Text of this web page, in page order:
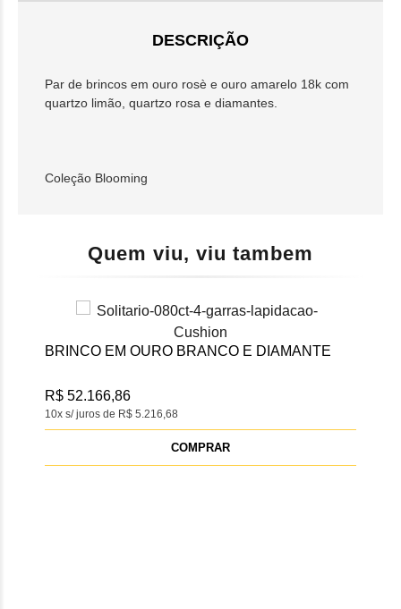
DESCRIÇÃO
Par de brincos em ouro rosè e ouro amarelo 18k com
quartzo limão, quartzo rosa e diamantes.
Coleção Blooming
Quem viu, viu tambem
BRINCO EM OURO BRANCO E DIAMANTE
10x s/ juros de R$ 5.216,68
R$ 52.166,86
COMPRAR